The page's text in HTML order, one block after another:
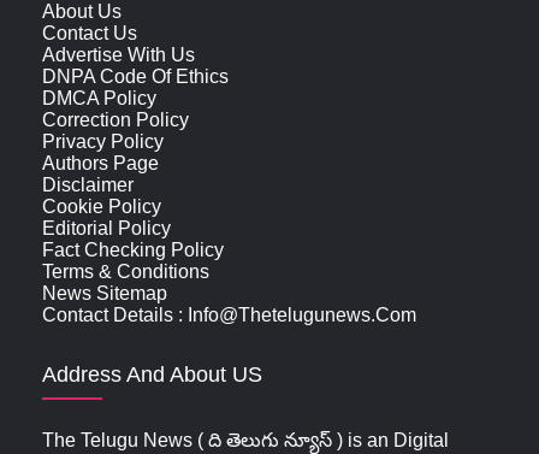
About Us
Contact Us
Advertise With Us
DNPA Code Of Ethics
DMCA Policy
Correction Policy
Privacy Policy
Authors Page
Disclaimer
Cookie Policy
Editorial Policy
Fact Checking Policy
Terms & Conditions
News Sitemap
Contact Details : Info@thetelugunews.com
Address And About US
The Telugu News ( ది తెలుగు న్యూస్‌ ) is an Digital